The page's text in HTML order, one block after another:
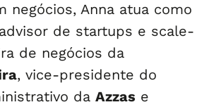
negócios, Anna atua como
de startups e scale-
de negócios da
, vice-presidente do
da Azzas e